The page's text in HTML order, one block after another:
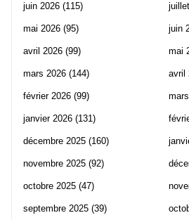
juin 2026 (115)
mai 2026 (95)
avril 2026 (99)
mars 2026 (144)
février 2026 (99)
janvier 2026 (131)
décembre 2025 (160)
novembre 2025 (92)
octobre 2025 (47)
septembre 2025 (39)
juin
mai
avril